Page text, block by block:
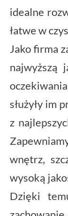
idealne
łatwe w
Jako firma
najwyższą
służyły im
z
wnętrz,
wysoką
Dzięki